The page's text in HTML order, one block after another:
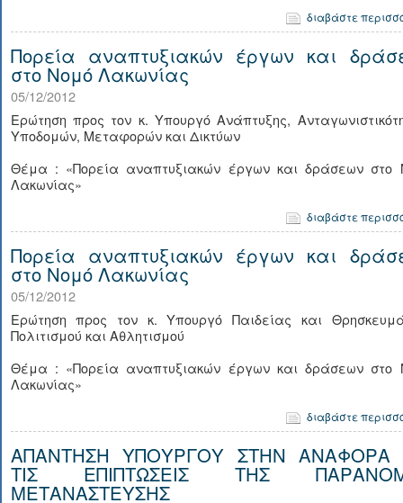
διαβάστε
Πορεία αναπτυξιακών έργων και
στο Νομό Λακωνίας
05/12/2012
Ερώτηση προς τον κ. Υπουργό Ανάπτυξης,
Υποδομών, Μεταφορών και Δικτύων
Θέμα : «Πορεία αναπτυξιακών έργων και δράσεων στο
Λακωνίας»
διαβάστε
Πορεία αναπτυξιακών έργων και
στο Νομό Λακωνίας
05/12/2012
Ερώτηση προς τον κ. Υπουργό Παιδείας και
Πολιτισμού και Αθλητισμού
Θέμα : «Πορεία αναπτυξιακών έργων και δράσεων στο
Λακωνίας»
διαβάστε
ΑΠΑΝΤΗΣΗ ΥΠΟΥΡΓΟΥ ΣΤΗΝ ΑΝΑΦΟΡΑ
ΤΙΣ ΕΠΙΠΤΩΣΕΙΣ ΤΗΣ
ΜΕΤΑΝΑΣΤΕΥΣΗΣ